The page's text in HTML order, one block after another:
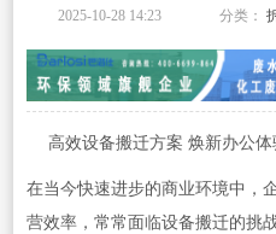
2025-10-28 14:23 分类：
高效设备搬迁方案 焕新办公体
在当今快速进步的商业环境中，
营效率，常常面临设备搬迁的挑